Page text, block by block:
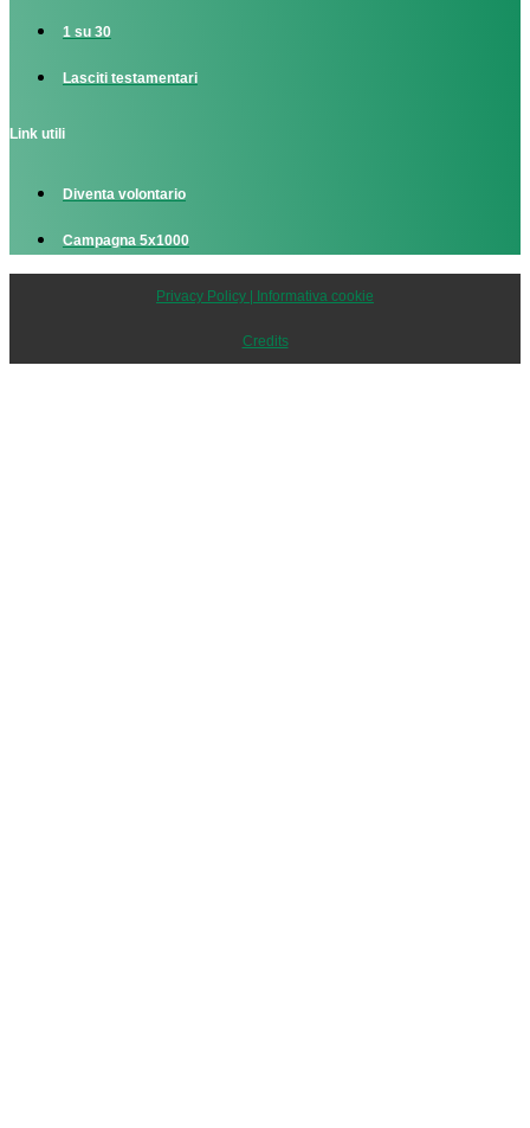
1 su 30
Lasciti testamentari
Link utili
Diventa volontario
Campagna 5x1000
Privacy Policy | Informativa cookie
Credits